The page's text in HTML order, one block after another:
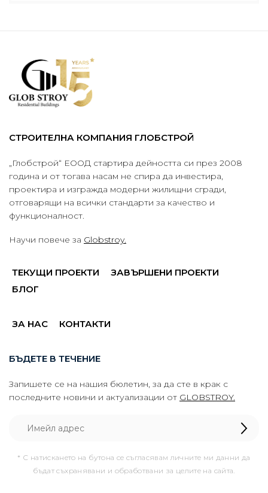
СТРОИТЕЛНА КОМПАНИЯ ГЛОБСТРОЙ
„Глобстрой“ ЕООД стартира дейността си през 2008
година и от тогава насам не спира да инвестира,
проектира и изгражда модерни жилищни сгради,
отговарящи на всички стандарти за качество и
функционалност.
Научи повече за Globstroy.
ТЕКУЩИ ПРОЕКТИ
ЗАВЪРШЕНИ ПРОЕКТИ
БЛОГ
ЗА НАС КОНТАКТИ
БЪДЕТЕ В ТЕЧЕНИЕ
Запишете се на нашия бюлетин, за да сте в крак с
последните новини и актуализации от GLOBSTROY.
* С натискането на бутона се съгласявам личните ми данни да
бъдат съхранявани и обработвани за целите на сайта.